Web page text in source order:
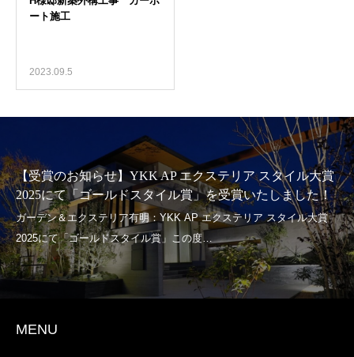
2023.09.5
【受賞のお知らせ】YKK AP エクステリア スタイル大賞
2025にて「ゴールドスタイル賞」を受賞いたしました！
MENU